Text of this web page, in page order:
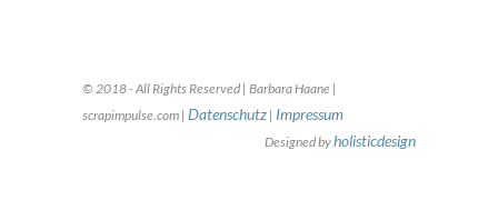
© 2018 - All Rights Reserved | Barbara Haane |
scrapimpulse.com | Datenschutz | Impressum
Designed byholisticdesign